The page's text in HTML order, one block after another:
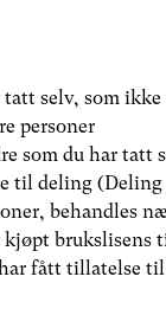
selv, som
personer
som du har tatt
til deling (Deling
behandles
brukslisens
fått tillatelse til